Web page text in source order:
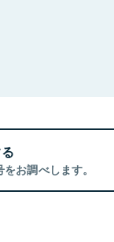
お調べします。